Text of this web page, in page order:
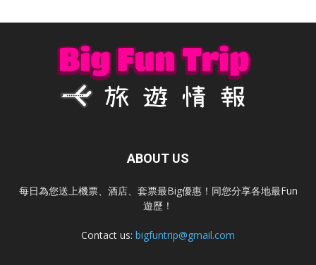
ABOUT US
每日為您送上機票、酒店、套票最Big優惠！同您分享各地最Fun
遊歷！
Contact us: bigfuntrip@gmail.com